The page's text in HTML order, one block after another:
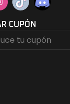
CUPÓN